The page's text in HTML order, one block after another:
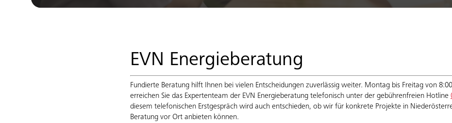
EVN Energieberatung
Fundierte Beratung hilft Ihnen bei vielen Entscheidungen zuverlässig weiter. Montag bis Freitag von
erreichen Sie das Expertenteam der EVN Energieberatung telefonisch unter der gebührenfreien Hotline
diesem telefonischen Erstgespräch wird auch entschieden, ob wir für konkrete Projekte in
Beratung vor Ort anbieten können.